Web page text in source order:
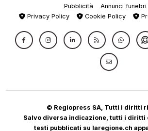
Pubblicità
Annunci funebri
Privacy Policy
Cookie Policy
© Regiopress SA, Tutti i diritti
Salvo diversa indicazione, tutti i diritti
testi pubblicati su laregione.ch